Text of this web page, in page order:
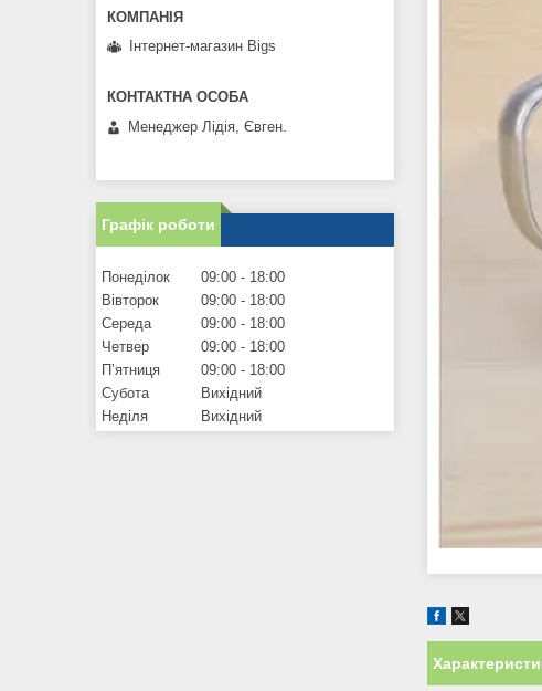
Інтернет-магазин Bigs
Менеджер Лідія, Євген.
Графік роботи
Понеділок 09:00
18:00
Вівторок
09:00
18:00
Середа
09:00
18:00
Четвер
09:00
18:00
Пʼятниця
09:00
18:00
Субота
Вихідний
Неділя
Вихідний